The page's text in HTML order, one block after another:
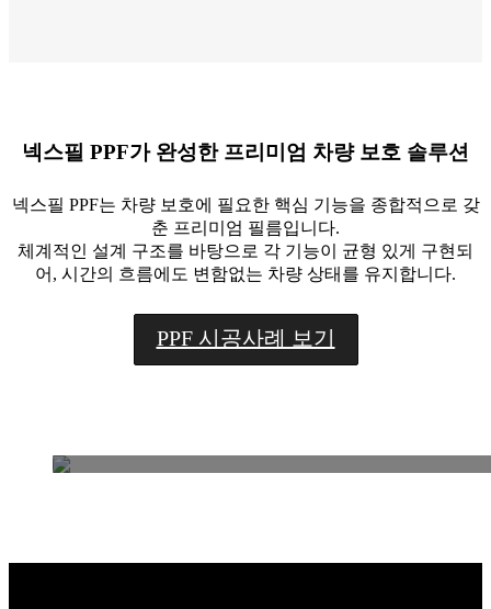
넥스필 PPF가 완성한 프리미엄 차량 보호 솔루션
넥스필 PPF는 차량 보호에 필요한 핵심 기능을 종합적으로 갖
춘 프리미엄 필름입니다.
체계적인 설계 구조를 바탕으로 각 기능이 균형 있게 구현되
어, 시간의 흐름에도 변함없는 차량 상태를 유지합니다.
PPF 시공사례 보기